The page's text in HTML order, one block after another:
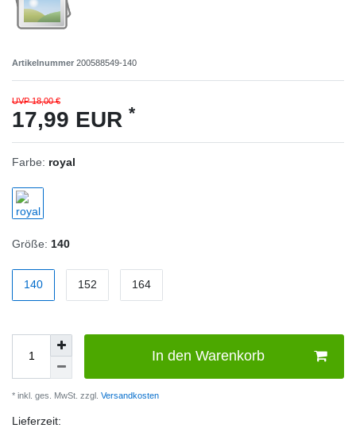
Artikelnummer 200588549-140
UVP 18,00 €
17,99 EUR *
Farbe: royal
Größe: 140
140 152 164
In den Warenkorb
* inkl. ges. MwSt. zzgl. Versandkosten
Lieferzeit: